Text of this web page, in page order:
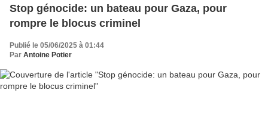
Stop génocide: un bateau pour Gaza, pour
rompre le blocus criminel
Publié le 05/06/2025 à 01:44
Par Antoine Potier